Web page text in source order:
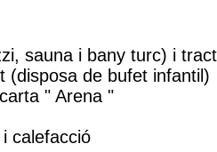
sauna i bany turc) i
(disposa de bufet infantil)
" Arena "
calefacció